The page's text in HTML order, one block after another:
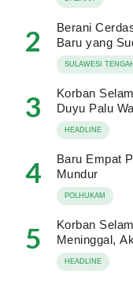
2
Berani
Baru yang
SULAWESI TENGAH
3
Korban
Duyu Palu
HEADLINE
4
Baru Empat
Mundur
POLHUKAM
5
Korban
Meninggal,
HEADLINE